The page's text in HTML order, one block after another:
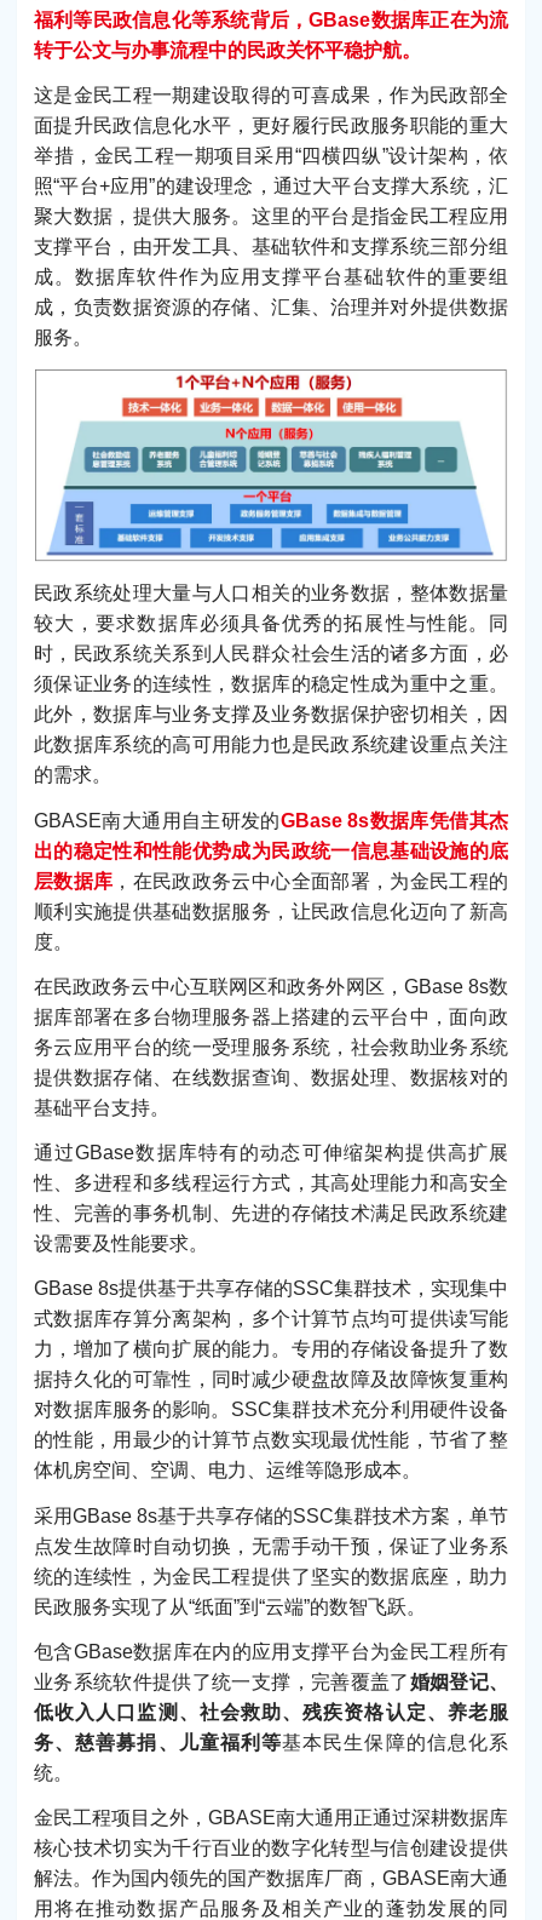
福利等民政信息化等系统背后，GBase数据库正在为流
转于公文与办事流程中的民政关怀平稳护航。
这是金民工程一期建设取得的可喜成果，作为民政部全
面提升民政信息化水平，更好履行民政服务职能的重大
举措，金民工程一期项目采用“四横四纵”设计架构，依
照“平台+应用”的建设理念，通过大平台支撑大系统，汇
聚大数据，提供大服务。这里的平台是指金民工程应用
支撑平台，由开发工具、基础软件和支撑系统三部分组
成。数据库软件作为应用支撑平台基础软件的重要组
成，负责数据资源的存储、汇集、治理并对外提供数据
服务。
民政系统处理大量与人口相关的业务数据，整体数据量
较大，要求数据库必须具备优秀的拓展性与性能。同
时，民政系统关系到人民群众社会生活的诸多方面，必
须保证业务的连续性，数据库的稳定性成为重中之重。
此外，数据库与业务支撑及业务数据保护密切相关，因
此数据库系统的高可用能力也是民政系统建设重点关注
的需求。
GBASE南大通用自主研发的GBase 8s数据库凭借其杰
出的稳定性和性能优势成为民政统一信息基础设施的底
层数据库 ，在民政政务云中心全面部署，为金民工程的
顺利实施提供基础数据服务，让民政信息化迈向了新高
度。
在民政政务云中心互联网区和政务外网区，GBase 8s数
据库部署在多台物理服务器上搭建的云平台中，面向政
务云应用平台的统一受理服务系统，社会救助业务系统
提供数据存储、在线数据查询、数据处理、数据核对的
基础平台支持。
通过GBase数据库特有的动态可伸缩架构提供高扩展
性、多进程和多线程运行方式，其高处理能力和高安全
性、完善的事务机制、先进的存储技术满足民政系统建
设需要及性能要求。
GBase 8s提供基于共享存储的SSC集群技术，实现集中
式数据库存算分离架构，多个计算节点均可提供读写能
力，增加了横向扩展的能力。专用的存储设备提升了数
据持久化的可靠性，同时减少硬盘故障及故障恢复重构
对数据库服务的影响。SSC集群技术充分利用硬件设备
的性能，用最少的计算节点数实现最优性能，节省了整
体机房空间、空调、电力、运维等隐形成本。
采用GBase 8s基于共享存储的SSC集群技术方案，单节
点发生故障时自动切换，无需手动干预，保证了业务系
统的连续性，为金民工程提供了坚实的数据底座，助力
民政服务实现了从“纸面”到“云端”的数智飞跃。
包含GBase数据库在内的应用支撑平台为金民工程所有
业务系统软件提供了统一支撑，完善覆盖了婚姻登记、
低收入人口监测、社会救助、残疾资格认定、养老服
务、慈善募捐、儿童福利等基本民生保障的信息化系
统。
金民工程项目之外，GBASE南大通用正通过深耕数据库
核心技术切实为千行百业的数字化转型与信创建设提供
解法。作为国内领先的国产数据库厂商，GBASE南大通
用将在推动数据产品服务及相关产业的蓬勃发展的同